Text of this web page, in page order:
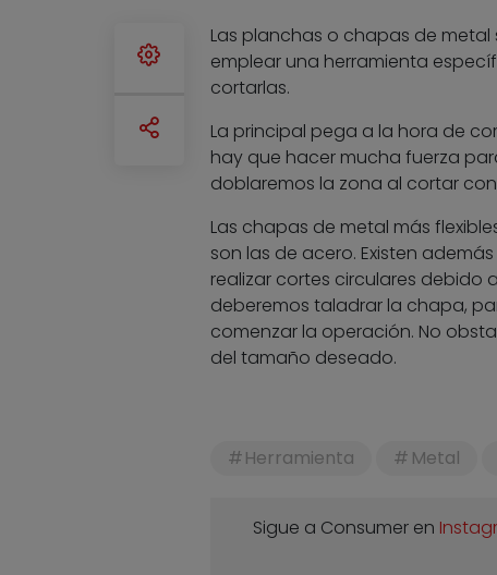
Las planchas o chapas de
emplear una herramienta
cortarlas.
La principal pega a la hora de
hay que hacer mucha fuerza
doblaremos la zona al cortar
Las chapas de metal más
son las de acero. Existen
realizar cortes circulares debido
deberemos taladrar la chapa,
comenzar la operación. No
del tamaño deseado.
Herramienta Metal
Sigue a Consumer en